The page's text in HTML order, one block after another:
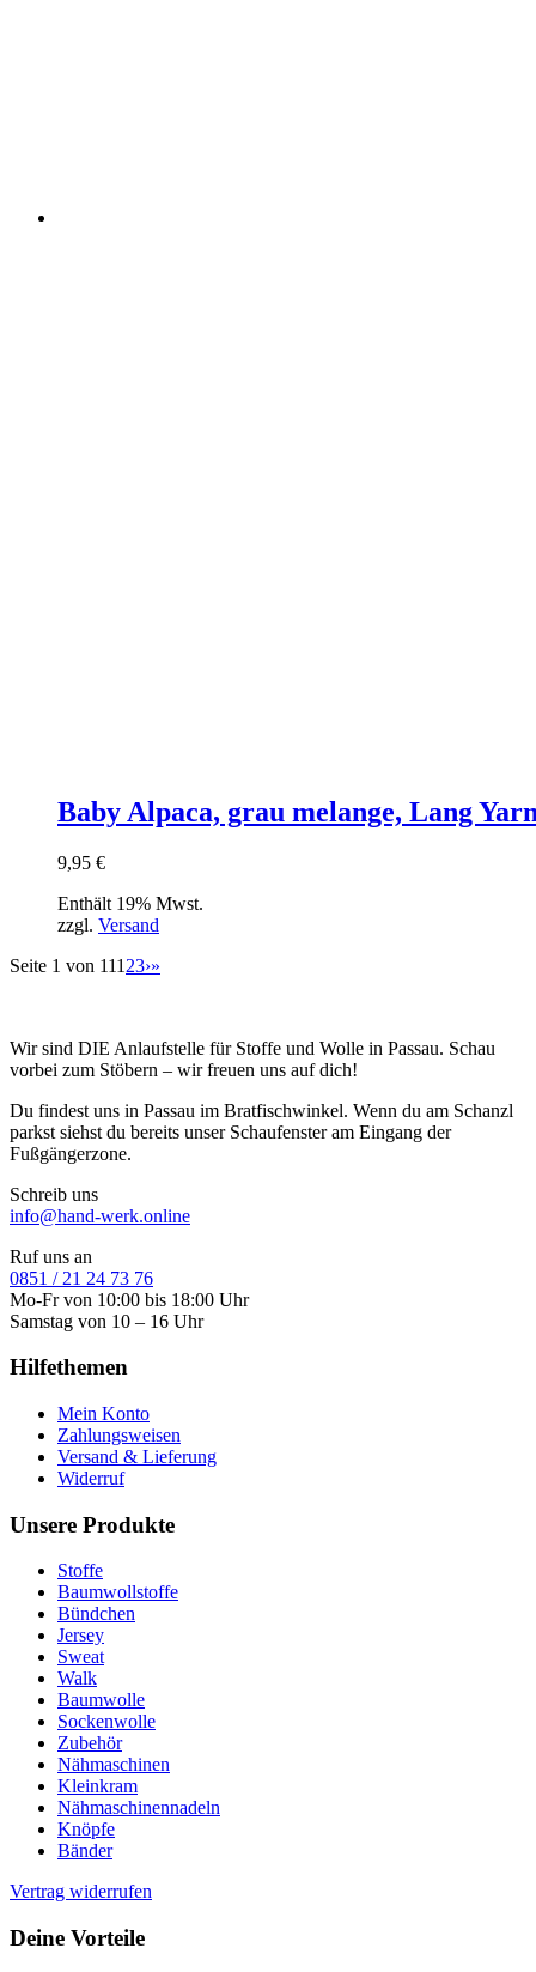
Baby Alpaca, grau melange, Lang
9,95 €
Enthält 19% Mwst.
zzgl. Versand
Seite 1 von 111 23›»
Wir sind DIE Anlaufstelle für Stoffe und Wolle in Passau. Schau
vorbei zum Stöbern – wir freuen uns auf dich!
Du findest uns in Passau im Bratfischwinkel. Wenn du am Schanzl
parkst siehst du bereits unser Schaufenster am Eingang der
Fußgängerzone.
Schreib uns
info@hand-werk.online
Ruf uns an
0851 / 21 24 73 76
Mo-Fr von 10:00 bis 18:00 Uhr
Samstag von 10 – 16 Uhr
Hilfethemen
Mein Konto
Zahlungsweisen
Versand & Lieferung
Widerruf
Unsere Produkte
Stoffe
Baumwollstoffe
Bündchen
Jersey
Sweat
Walk
Baumwolle
Sockenwolle
Zubehör
Nähmaschinen
Kleinkram
Nähmaschinennadeln
Knöpfe
Bänder
Vertrag widerrufen
Deine Vorteile